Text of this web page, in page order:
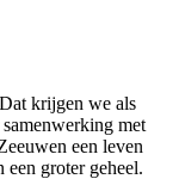
krijgen we als
met
een leven
een groter geheel.